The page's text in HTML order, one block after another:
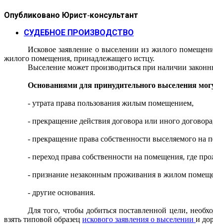
Опубликовано Юрист-консультант
СУДЕБНОЕ ПРОИЗВОДСТВО
Исковое заявление о выселении из жилого
жилого помещения, принадлежащего истцу.
Выселение может производиться при наличии
Основаниями для принудительного выселения
- утрата права пользования жилым помещением,
- прекращение действия договора или иного
- прекращение права собственности выселяемого
- переход права собственности на помещения, где
- признание незаконным проживания в жилом
- другие основания.
Для того, чтобы добиться поставленной цели,
взять типовой образец искового заявления о выселении и